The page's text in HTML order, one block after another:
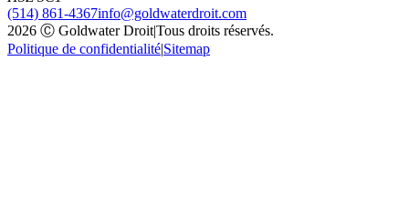
(514) 861-4367info@goldwaterdroit.com
2026 Ⓒ Goldwater Droit|Tous droits réservés.
Politique de confidentialité|Sitemap